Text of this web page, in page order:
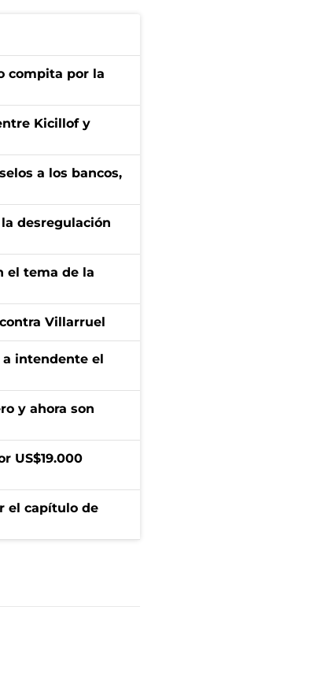
compita por la
Kicillof y
a los bancos,
desregulación
el tema de la
Villarruel
intendente el
y ahora son
US$19.000
el capítulo de